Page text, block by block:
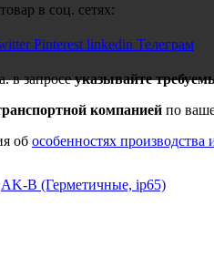
в соц. сетях:
Pinterest linkedin Телеграм
в запросеуказывайте
компанией по
об особенностях производства
AK-B (Герметичные, ip65)